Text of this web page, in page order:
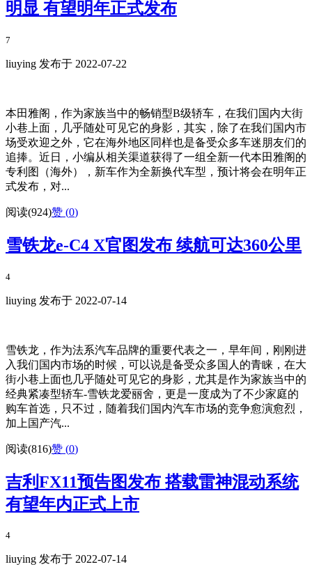
明显 有望明年正式发布
7
liuying 发布于 2022-07-22
本田雅阁，作为家族当中的畅销型B级轿车，在我们国内大街
小巷上面，几乎随处可见它的身影，其实，除了在我们国内市
场受欢迎之外，它在海外地区同样也是备受众多车迷朋友们的
追捧。近日，小编从相关渠道获得了一组全新一代本田雅阁的
专利图（海外），新车作为全新换代车型，预计将会在明年正
式发布，对...
阅读(924)赞 (0)
雪铁龙e-C4 X官图发布 续航可达360公里
4
liuying 发布于 2022-07-14
雪铁龙，作为法系汽车品牌的重要代表之一，早年间，刚刚进
入我们国内市场的时候，可以说是备受众多国人的青睐，在大
街小巷上面也几乎随处可见它的身影，尤其是作为家族当中的
经典紧凑型轿车-雪铁龙爱丽舍，更是一度成为了不少家庭的
购车首选，只不过，随着我们国内汽车市场的竞争愈演愈烈，
加上国产汽...
阅读(816)赞 (0)
吉利FX11预告图发布 搭载雷神混动系统
有望年内正式上市
4
liuying 发布于 2022-07-14